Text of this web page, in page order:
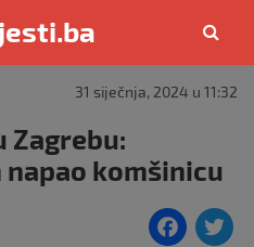
31 siječnja, 2024 u 11:32
Zagrebu:
komšinicu
F